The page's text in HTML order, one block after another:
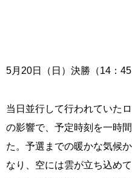
5月20日（日）決勝（14：45
当日並行して行われていた
の影響で、予定時刻を一時
た。予選までの暖かな気候
なり、空には雲が立ち込め